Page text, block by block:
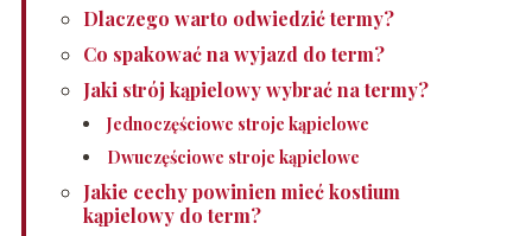
Dlaczego warto odwiedzić termy?
Co spakować na wyjazd do term?
Jaki strój kąpielowy wybrać na termy?
Jednoczęściowe stroje kąpielowe
Dwuczęściowe stroje kąpielowe
Jakie cechy powinien mieć kostium
kąpielowy do term?